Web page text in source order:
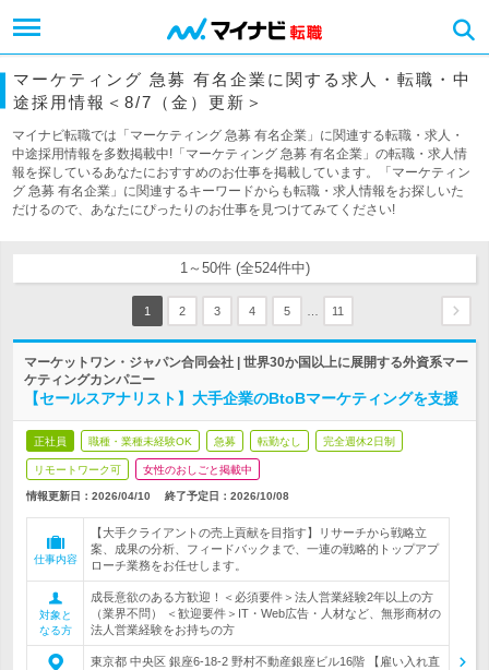
マーケティング 急募 有名企業に関する求人・転職・中
途採用情報＜8/7（金）更新＞
マイナビ転職では「マーケティング 急募 有名企業」に関連する転職・求人・
中途採用情報を多数掲載中!「マーケティング 急募 有名企業」の転職・求人情
報を探しているあなたにおすすめのお仕事を掲載しています。「マーケティン
グ 急募 有名企業」に関連するキーワードからも転職・求人情報をお探しいた
だけるので、あなたにぴったりのお仕事を見つけてみてください!
1～50件 (全524件中)
1 2 3 4 5 11
マーケットワン・ジャパン合同会社 | 世界30か国以上に展開する外資系マー
ケティングカンパニー
【セールスアナリスト】大手企業のBtoBマーケティングを支援
正社員 職種・業種未経験OK 急募 転勤なし 完全週休2日制
リモートワーク可 女性のおしごと掲載中
情報更新日：2026/04/10 終了予定日： 2026/10/08
仕事内容
【大手クライアントの売上貢献を目指す】リサーチから戦略立
案、成果の分析、フィードバックまで、一連の戦略的トップアプ
ローチ業務をお任せします。
対象と
なる方
成長意欲のある方歓迎！＜必須要件＞法人営業経験2年以上の方
（業界不問） ＜歓迎要件＞IT・Web広告・人材など、無形商材の
法人営業経験をお持ちの方
東京都 中央区 銀座6-18-2 野村不動産銀座ビル16階 【雇い入れ直